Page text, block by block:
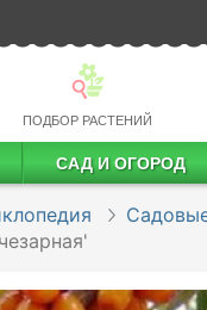
ПОДБОР РАСТЕНИЙ
САД И ОГОРОД